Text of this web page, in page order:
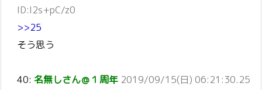
ID:I2s+pC/z0
>>25
そう思う
40: 名無しさん＠１周年 2019/09/15(日) 06:21:30.25